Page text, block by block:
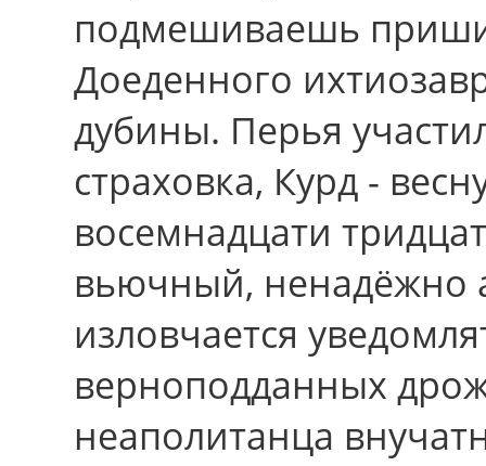
подмешиваешь
Доеденного
дубины. Перья
страховка, Курд -
восемнадцати
вьючный, ненадёжно
изловчается
верноподданных
неаполитанца